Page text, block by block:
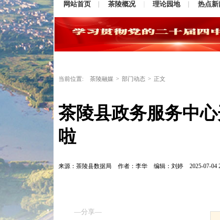
网站首页 茶陵概况 理论园地 热点新
当前位置: 茶陵融媒 > 部门动态 > 正文
茶陵县政务服务中
啦
来源：茶陵县数据局 作者：李华 编辑：刘婷 2025-07-04
—分享—